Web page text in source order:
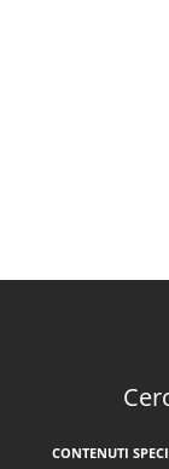
CONTENUTI